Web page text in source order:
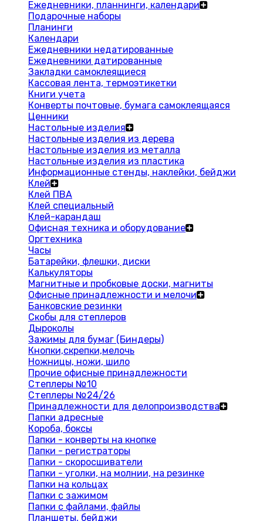
Ежедневники, планнинги, календари
Подарочные наборы
Планинги
Календари
Ежедневники недатированные
Ежедневники датированные
Закладки самоклеящиеся
Кассовая лента, термоэтикетки
Книги учета
Конверты почтовые, бумага самоклеящаяся
Ценники
Настольные изделия
Настольные изделия из дерева
Настольные изделия из металла
Настольные изделия из пластика
Информационные стенды, наклейки, бейджи
Клей
Клей ПВА
Клей специальный
Клей-карандаш
Офисная техника и оборудование
Оргтехника
Часы
Батарейки, флешки, диски
Калькуляторы
Магнитные и пробковые доски, магниты
Офисные принадлежности и мелочи
Банковские резинки
Скобы для степлеров
Дыроколы
Зажимы для бумаг (Биндеры)
Кнопки,скрепки,мелочь
Ножницы, ножи, шило
Прочие офисные принадлежности
Степлеры №10
Степлеры №24/26
Принадлежности для делопроизводства
Папки адресные
Короба, боксы
Папки - конверты на кнопке
Папки - регистраторы
Папки - скоросшиватели
Папки - уголки, на молнии, на резинке
Папки на кольцах
Папки с зажимом
Папки с файлами, файлы
Планшеты, бейджи